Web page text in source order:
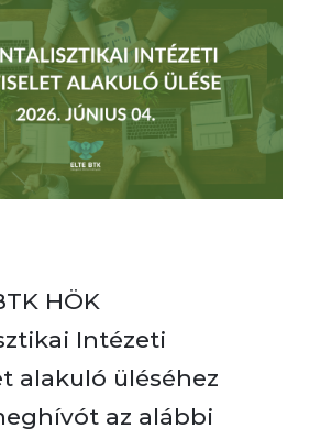
HÖK
Intézeti
alakuló üléséhez
az alábbi